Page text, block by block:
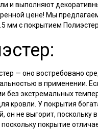
и выполняют
цене! Мы
мм с покрытием
— оно востребовано
в применении.
экстремальных
кровли. У покрытия
не выгорит, поскольку
покрытие